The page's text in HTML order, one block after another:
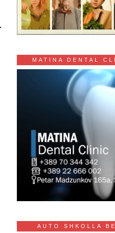
MATINA DENTAL
AUTO SHKOLLA